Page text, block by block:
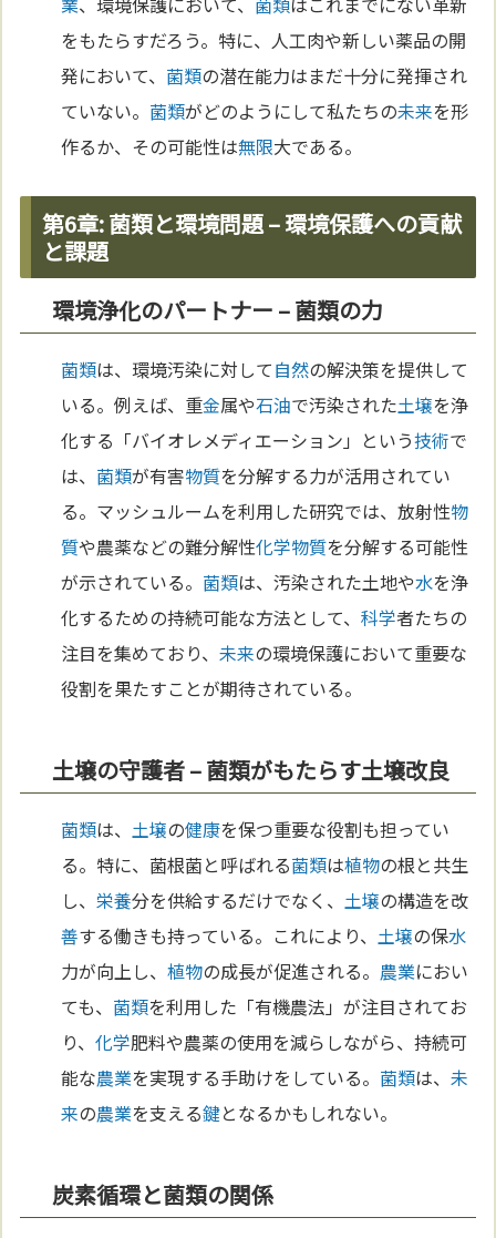
をもたらすだろう。特に、人工肉や新しい薬品の開
発において、 菌類の潜在能力はまだ十分に発揮され
ていない。 菌類がどのようにして私たちの未来を形
作るか、その可能性は無限大である。
第6章: 菌類と環境問題 – 環境保護への貢献
と課題
環境浄化のパートナー – 菌類の力
菌類は、環境汚染に対して自然の解決策を提供して
いる。例えば、重金属や石油で汚染された土壌を浄
化する「バイオレメディエーション」という技術で
は、 菌類が有害物質を分解する力が活用されてい
る。マッシュルームを利用した研究では、放射性物
質や農薬などの難分解性化学物質を分解する可能性
が示されている。 菌類は、汚染された土地や水を浄
化するための持続可能な方法として、科学者たちの
注目を集めており、未来の環境保護において重要な
役割を果たすことが期待されている。
土壌の守護者 – 菌類がもたらす土壌改良
菌類は、 土壌の健康を保つ重要な役割も担ってい
る。特に、菌根菌と呼ばれる菌類は植物の根と共生
し、 栄養分を供給するだけでなく、 土壌の構造を改
善する働きも持っている。これにより、 土壌の保水
力が向上し、植物の成長が促進される。 農業におい
ても、 菌類を利用した「有機農法」が注目されてお
り、化学肥料や農薬の使用を減らしながら、持続可
能な農業を実現する手助けをしている。 菌類は、未
来の農業を支える鍵となるかもしれない。
炭素循環と菌類の関係